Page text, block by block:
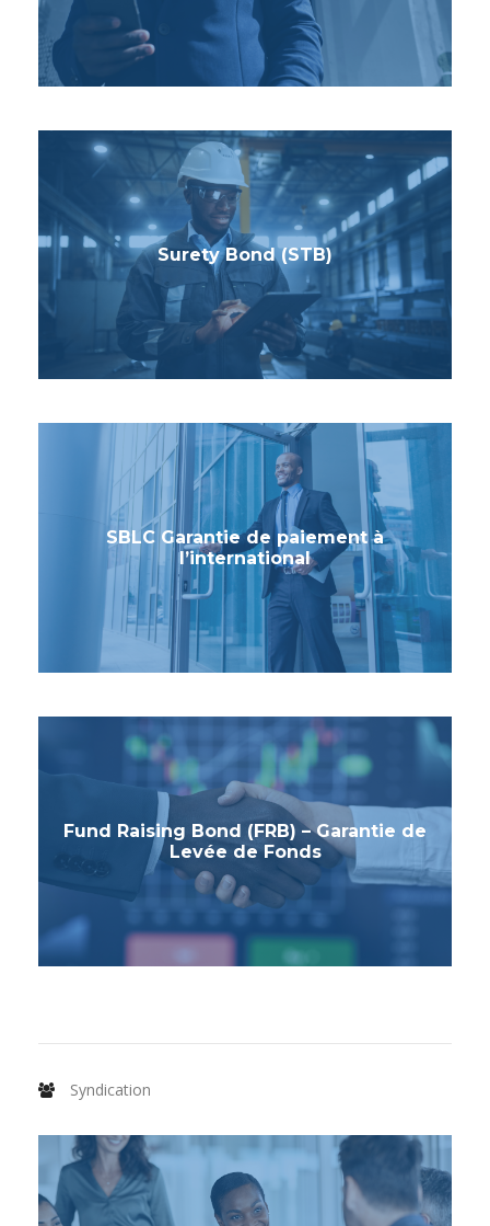
Surety Bond (STB)
SBLC Garantie de paiement à
l’international
Fund Raising Bond (FRB) – Garantie de
Levée de Fonds
Syndication